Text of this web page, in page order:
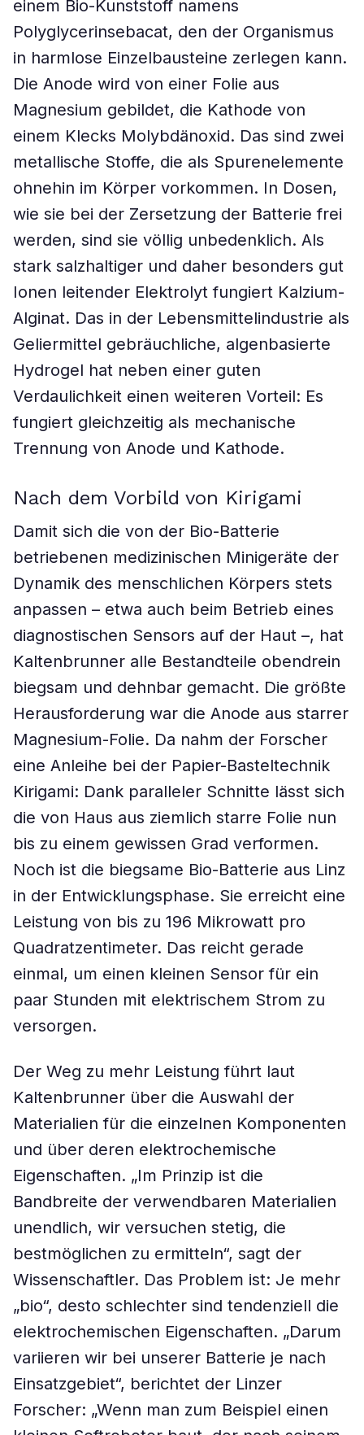
einem Bio-Kunststoff namens
Polyglycerinsebacat, den der Organismus
in harmlose Einzelbausteine zerlegen kann.
Die Anode wird von einer Folie aus
Magnesium gebildet, die Kathode von
einem Klecks Molybdänoxid. Das sind zwei
metallische Stoffe, die als Spurenelemente
ohnehin im Körper vorkommen. In Dosen,
wie sie bei der Zersetzung der Batterie frei
werden, sind sie völlig unbedenklich. Als
stark salzhaltiger und daher besonders gut
Ionen leitender Elektrolyt fungiert Kalzium-
Alginat. Das in der Lebensmittelindustrie als
Geliermittel gebräuchliche, algenbasierte
Hydrogel hat neben einer guten
Verdaulichkeit einen weiteren Vorteil: Es
fungiert gleichzeitig als mechanische
Trennung von Anode und Kathode.
Nach dem Vorbild von Kirigami
Damit sich die von der Bio-Batterie
betriebenen medizinischen Minigeräte der
Dynamik des menschlichen Körpers stets
anpassen – etwa auch beim Betrieb eines
diagnostischen Sensors auf der Haut –, hat
Kaltenbrunner alle Bestandteile obendrein
biegsam und dehnbar gemacht. Die größte
Herausforderung war die Anode aus starrer
Magnesium-Folie. Da nahm der Forscher
eine Anleihe bei der Papier-Basteltechnik
Kirigami: Dank paralleler Schnitte lässt sich
die von Haus aus ziemlich starre Folie nun
bis zu einem gewissen Grad verformen.
Noch ist die biegsame Bio-Batterie aus Linz
in der Entwicklungsphase. Sie erreicht eine
Leistung von bis zu 196 Mikrowatt pro
Quadratzentimeter. Das reicht gerade
einmal, um einen kleinen Sensor für ein
paar Stunden mit elektrischem Strom zu
versorgen.
Der Weg zu mehr Leistung führt laut
Kaltenbrunner über die Auswahl der
Materialien für die einzelnen Komponenten
und über deren elektrochemische
Eigenschaften. „Im Prinzip ist die
Bandbreite der verwendbaren Materialien
unendlich, wir versuchen stetig, die
bestmöglichen zu ermitteln“, sagt der
Wissenschaftler. Das Problem ist: Je mehr
„bio“, desto schlechter sind tendenziell die
elektrochemischen Eigenschaften. „Darum
variieren wir bei unserer Batterie je nach
Einsatzgebiet“, berichtet der Linzer
Forscher: „Wenn man zum Beispiel einen